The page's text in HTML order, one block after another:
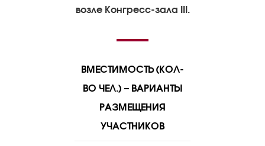
возле Конгресс-зала III.
ВМЕСТИМОСТЬ (КОЛ-
ВО ЧЕЛ.) – ВАРИАНТЫ
РАЗМЕЩЕНИЯ
УЧАСТНИКОВ